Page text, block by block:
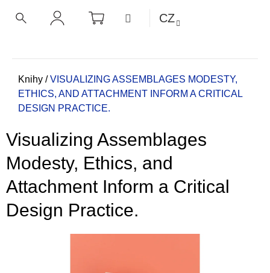
NÁKUPNÍ
KOŠÍK MENUCZ
Domů
Knihy / VISUALIZING ASSEMBLAGES MODESTY,
ETHICS, AND ATTACHMENT INFORM A CRITICAL
DESIGN PRACTICE.
Visualizing Assemblages
Modesty, Ethics, and
Attachment Inform a Critical
Design Practice.
ZPĚT
ZPĚT
o
p
o
ř
e
u
j